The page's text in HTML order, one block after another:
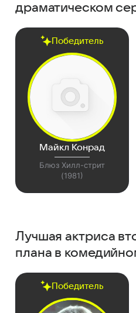
драматическом
Победитель
Майкл Конрад
Блюз Хилл-стрит
(1981)
Лучшая актриса
плана в
Победитель